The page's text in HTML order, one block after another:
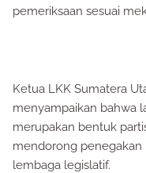
pemeriksaan sesuai
Ketua LKK Sumatera
menyampaikan bahwa
merupakan bentuk
mendorong penegakan
lembaga legislatif.